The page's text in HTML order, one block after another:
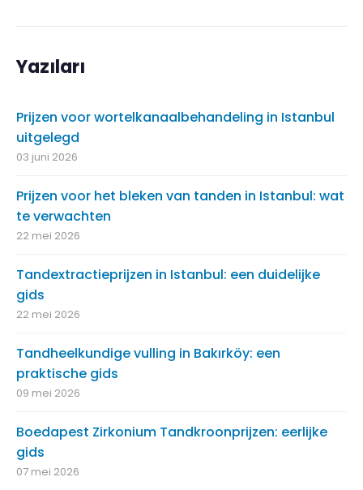
Yazıları
Prijzen voor wortelkanaalbehandeling in Istanbul
uitgelegd
03 juni 2026
Prijzen voor het bleken van tanden in Istanbul: wat
te verwachten
22 mei 2026
Tandextractieprijzen in Istanbul: een duidelijke
gids
22 mei 2026
Tandheelkundige vulling in Bakırköy: een
praktische gids
09 mei 2026
Boedapest Zirkonium Tandkroonprijzen: eerlijke
gids
07 mei 2026